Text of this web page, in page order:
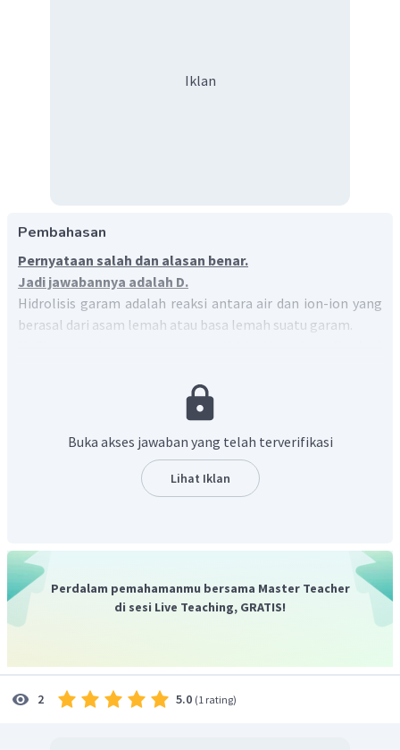
Iklan
Pembahasan
Pernyataan salah dan alasan benar.
Jadi jawabannya adalah D.
Hidrolisis garam adalah reaksi antara air dan ion-ion yang
berasal dari asam lemah atau basa lemah suatu garam.
Na
hidrolisis yang menunjukkan larutan bersifat netral (pH =
Larutan NaCl terhidrolisis menjadi NaOH dan HCl. (salah)
Buka akses jawaban yang telah terverifikasi
Lihat Iklan
Perdalam pemahamanmu bersama Master Teacher
di sesi Live Teaching, GRATIS!
2 5.0 (1 rating)